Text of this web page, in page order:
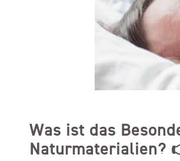
Was ist das
Naturmaterialien?